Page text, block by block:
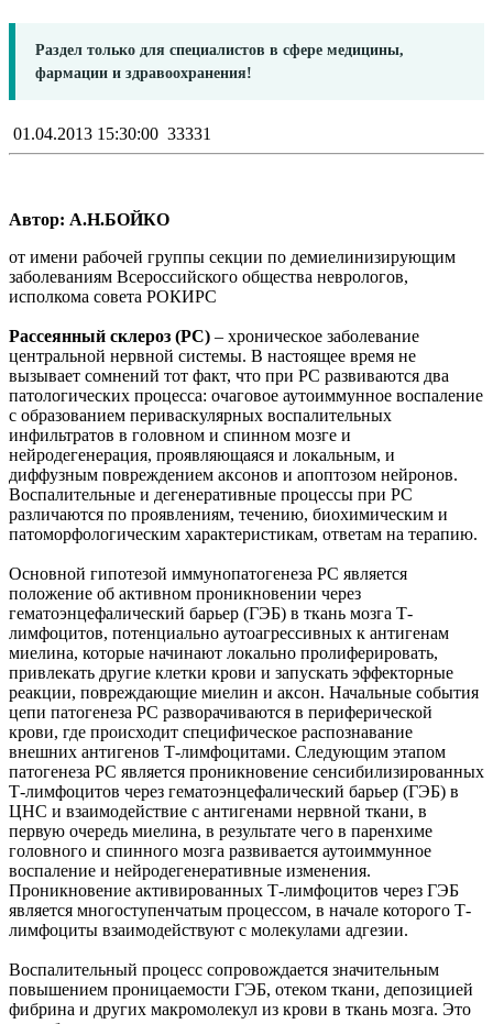
Раздел только для специалистов в сфере медицины,
фармации и здравоохранения!
01.04.2013 15:30:00 33331
Автор: А.Н.БОЙКО
от имени рабочей группы секции по демиелинизирующим
заболеваниям Всероссийского общества неврологов,
исполкома совета РОКИРС
Рассеянный склероз (РС) – хроническое заболевание
центральной нервной системы. В настоящее время не
вызывает сомнений тот факт, что при РС развиваются два
патологических процесса: очаговое аутоиммунное воспаление
с образованием периваскулярных воспалительных
инфильтратов в головном и спинном мозге и
нейродегенерация, проявляющаяся и локальным, и
диффузным повреждением аксонов и апоптозом нейронов.
Воспалительные и дегенеративные процессы при РС
различаются по проявлениям, течению, биохимическим и
патоморфологическим характеристикам, ответам на терапию.
Основной гипотезой иммунопатогенеза РС является
положение об активном проникновении через
гематоэнцефалический барьер (ГЭБ) в ткань мозга Т-
лимфоцитов, потенциально аутоагрессивных к антигенам
миелина, которые начинают локально пролиферировать,
привлекать другие клетки крови и запускать эффекторные
реакции, повреждающие миелин и аксон. Начальные события
цепи патогенеза РС разворачиваются в периферической
крови, где происходит специфическое распознавание
внешних антигенов Т-лимфоцитами. Следующим этапом
патогенеза РС является проникновение сенсибилизированных
Т-лимфоцитов через гематоэнцефалический барьер (ГЭБ) в
ЦНС и взаимодействие с антигенами нервной ткани, в
первую очередь миелина, в результате чего в паренхиме
головного и спинного мозга развивается аутоиммунное
воспаление и нейродегенеративные изменения.
Проникновение активированных Т-лимфоцитов через ГЭБ
является многоступенчатым процессом, в начале которого Т-
лимфоциты взаимодействуют с молекулами адгезии.
Воспалительный процесс сопровождается значительным
повышением проницаемости ГЭБ, отеком ткани, депозицией
фибрина и других макромолекул из крови в ткань мозга. Это